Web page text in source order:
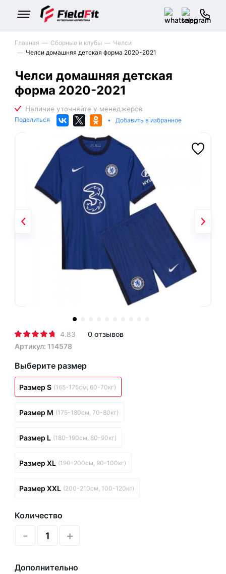
Главная Сборные и клубы
Челси
Челси домашняя детская форма 2020-2021
Челси домашняя детская
форма 2020-2021
Поделиться • Добавить в избранное
4.83
0 отзывов
Артикул: 114578
Выберите размер
Размер S (165-175см, 60-70кг)
Размер M (175-180см, 70-80кг)
Размер L (180-190см, 80-90кг)
Размер XL (190-200см, 90-100кг)
Размер XXL (200-210см, 100-120кг)
Количество
- +
Дополнительно